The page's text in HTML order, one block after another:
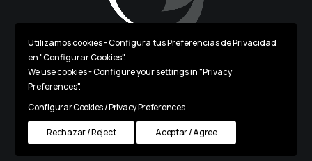
Todos los Derechos Reservados.
Aviso Legal| Política de Privacidad|Cookies
Utilizamos cookies - Configura tus Preferencias de Privacidad
en "Configurar Cookies".
We use cookies - Configure your settings in "Privacy
Preferences".
Configurar Cookies / Privacy Preferences
Rechazar / Reject Aceptar / Agree